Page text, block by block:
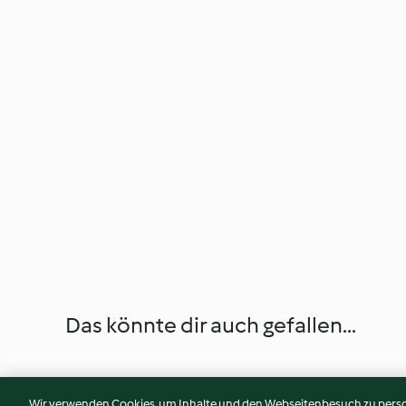
Das könnte dir auch gefallen...